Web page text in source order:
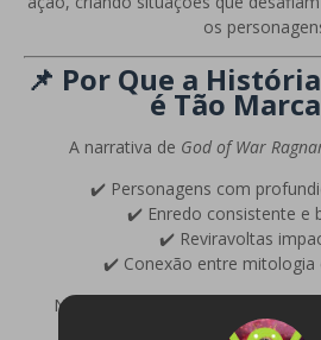
os
📌 Por Que a
é Tão
A narrativa de God of War
✔️ Personagens com
✔️ Enredo consistente e
✔️ Reviravoltas
✔️ Conexão entre mitologia
Não é apenas um jogo de ação —
narrativa